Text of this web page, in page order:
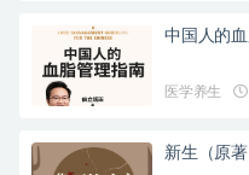
中国人的
医学养生
新生（原